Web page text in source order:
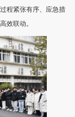
程紧张有序、应急措
效联动。